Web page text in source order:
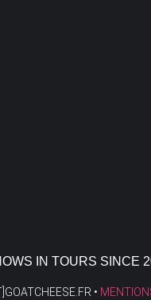
IN TOURS SINCE
•